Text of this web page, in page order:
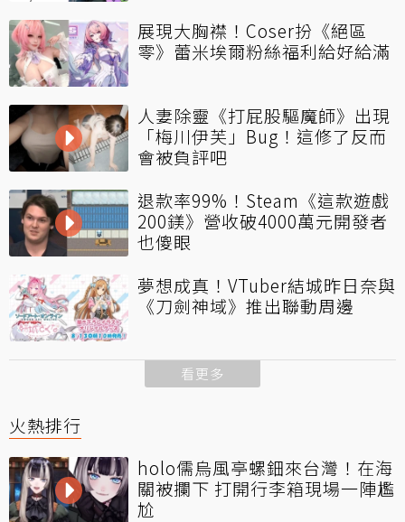
展現大胸襟！Coser扮《絕區
零》蕾米埃爾粉絲福利給好給滿
人妻除靈《打屁股驅魔師》出現
「梅川伊芙」Bug！這修了反而
會被負評吧
退款率99%！Steam《這款遊戲
200鎂》營收破4000萬元開發者
也傻眼
夢想成真！VTuber結城昨日奈與
《刀劍神域》推出聯動周邊
看更多
火熱排行
holo儒烏風亭螺鈿來台灣！在海
關被攔下 打開行李箱現場一陣尷
尬